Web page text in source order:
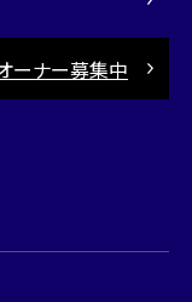
ーナー募集中